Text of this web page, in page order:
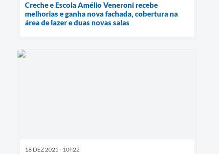
Creche e Escola Amélio Veneroni recebe
melhorias e ganha nova fachada, cobertura na
área de lazer e duas novas salas
18 DEZ 2025 - 10h22